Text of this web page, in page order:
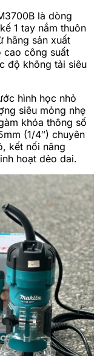
là dòng
1 tay nắm thuôn
hãng sản xuất
cao công suất
độ không tải siêu
hình học nhỏ
siêu mỏng nhẹ
khóa thông số
(1/4″) chuyên
kết nối năng
hoạt dẻo dai.